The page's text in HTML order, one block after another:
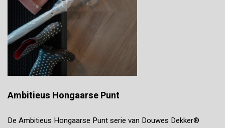
Ambitieus Hongaarse Punt
De Ambitieus Hongaarse Punt serie van Douwes Dekker®